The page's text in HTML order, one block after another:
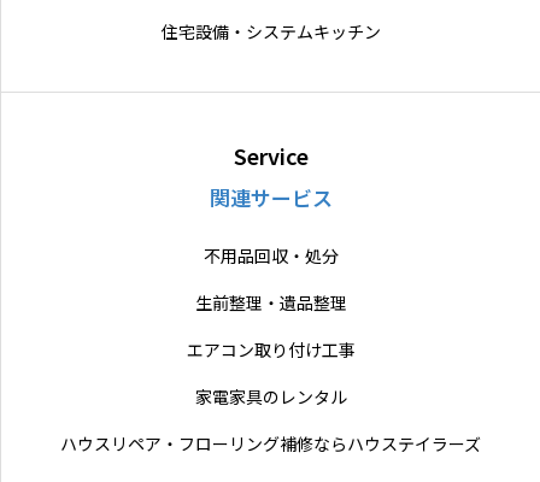
住宅設備・システムキッチン
Service
関連サービス
不用品回収・処分
生前整理・遺品整理
エアコン取り付け工事
家電家具のレンタル
ハウスリペア・フローリング補修ならハウステイラーズ